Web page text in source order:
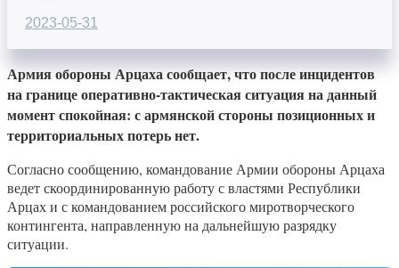
2023-05-31
Армия обороны Арцаха сообщает, что после инцидентов
на границе оперативно-тактическая ситуация на данный
момент спокойная: с армянской стороны позиционных и
территориальных потерь нет.
Согласно сообщению, командование Армии обороны Арцаха
ведет скоординированную работу с властями Республики
Арцах и с командованием российского миротворческого
контингента, направленную на дальнейшую разрядку
ситуации.